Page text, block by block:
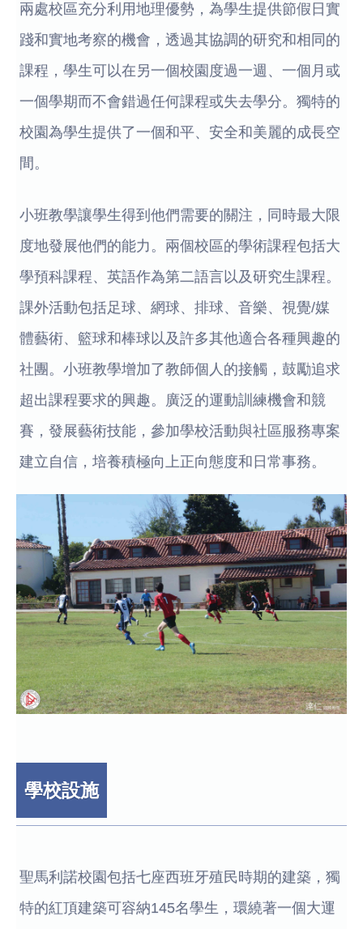
兩處校區充分利用地理優勢，為學生提供節假日實
踐和實地考察的機會，透過其協調的研究和相同的
課程，學生可以在另一個校園度過一週、一個月或
一個學期而不會錯過任何課程或失去學分。獨特的
校園為學生提供了一個和平、安全和美麗的成長空
間。
小班教學讓學生得到他們需要的關注，同時最大限
度地發展他們的能力。兩個校區的學術課程包括大
學預科課程、英語作為第二語言以及研究生課程。
課外活動包括足球、網球、排球、音樂、視覺/媒
體藝術、籃球和棒球以及許多其他適合各種興趣的
社團。小班教學增加了教師個人的接觸，鼓勵追求
超出課程要求的興趣。廣泛的運動訓練機會和競
賽，發展藝術技能，參加學校活動與社區服務專案
建立自信，培養積極向上正向態度和日常事務。
學校設施
聖馬利諾校園包括七座西班牙殖民時期的建築，獨
特的紅頂建築可容納145名學生，環繞著一個大運